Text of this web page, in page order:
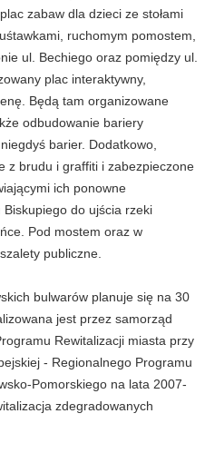
zabaw dla dzieci ze stołami
ruchomym pomostem,
ul. Bechiego oraz pomiędzy ul.
plac interaktywny,
Będą tam organizowane
odbudowanie bariery
barier. Dodatkowo,
z brudu i graffiti i zabezpieczone
ich ponowne
Biskupiego do ujścia rzeki
Pod mostem oraz w
publiczne.
bulwarów planuje się na 30
jest przez samorząd
Rewitalizacji miasta przy
- Regionalnego Programu
Pomorskiego na lata 2007-
zdegradowanych